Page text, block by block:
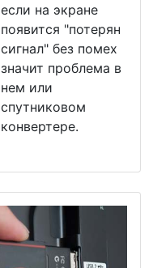
если на экране
появится "потерян
сигнал" без помех
значит проблема в
нем или
спутниковом
конвертере.